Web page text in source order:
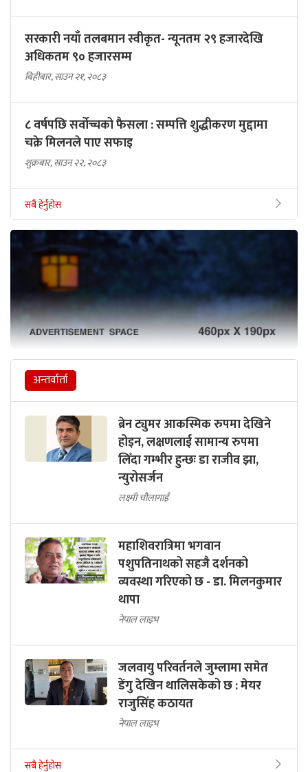
सरकारी नयाँ तलबमान स्वीकृत- न्यूनतम २९ हजारदेखि
अधिकतम ९० हजारसम्म
बिहीबार, साउन २१, २०८३
८ वर्षपछि सर्वोच्चको फैसला : सम्पत्ति शुद्धीकरण मुद्दामा
चक्रे मिलनले पाए सफाइ
शुक्रबार, साउन २२, २०८३
सबै हेर्नुहोस
अन्तर्वार्ता
ब्रेन ट्युमर आकस्मिक रुपमा देखिने
होइन, लक्षणलाई सामान्य रुपमा
लिँदा गम्भीर हुन्छः डा राजीव झा,
न्युरोसर्जन
लक्ष्मी चौलागाईं
महाशिवरात्रिमा भगवान
पशुपतिनाथको सहजै दर्शनको
व्यवस्था गरिएको छ - डा. मिलनकुमार
थापा
नेपाल लाइभ
जलवायु परिवर्तनले जुम्लामा समेत
डेंगु देखिन थालिसकेको छ : मेयर
राजुसिंह कठायत
नेपाल लाइभ
सबै हेर्नुहोस